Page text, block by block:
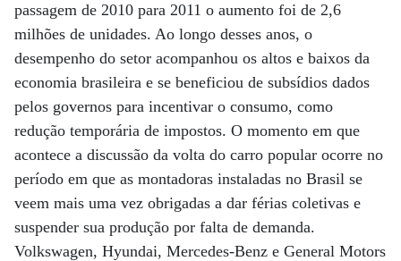
passagem de 2010 para 2011 o aumento foi de 2,6
milhões de unidades. Ao longo desses anos, o
desempenho do setor acompanhou os altos e baixos da
economia brasileira e se beneficiou de subsídios dados
pelos governos para incentivar o consumo, como
redução temporária de impostos. O momento em que
acontece a discussão da volta do carro popular ocorre no
período em que as montadoras instaladas no Brasil se
veem mais uma vez obrigadas a dar férias coletivas e
suspender sua produção por falta de demanda.
Volkswagen, Hyundai, Mercedes-Benz e General Motors